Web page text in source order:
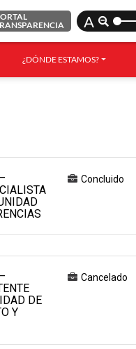
A
¿DÓNDE ESTAMOS?
Concluido
DE
Y
Cancelado